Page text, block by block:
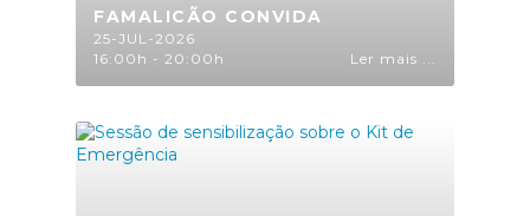
FAMALICÃO CONVIDA
25-JUL-2026
16:00h - 20:00h
Ler mais ...